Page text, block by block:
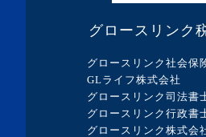
・2023年8月(13記事)
・2023年7月(9記事)
・2023年6月(1記事)
グロースリンク
グロースリンク社会保
GLライフ株式会社
グロースリンク司法書
グロースリンク行政書
グロースリンク株式会